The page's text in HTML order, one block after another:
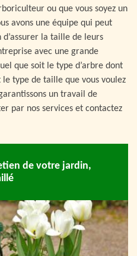
ou que vous soyez un
avons une équipe qui peut
la taille de leurs
avec une grande
que soit le type d’arbre dont
type de taille que vous voulez
un travail de
par nos services et contactez
de votre jardin,